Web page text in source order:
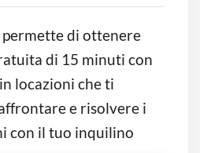
di ottenere
di 15 minuti con
locazioni che ti
e risolvere i
con il tuo inquilino